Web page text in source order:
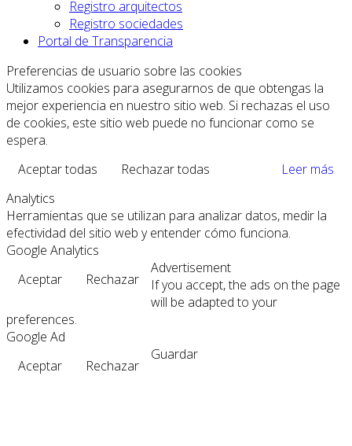
Registro arquitectos
Registro sociedades
Portal de Transparencia
Preferencias de usuario sobre las cookies
Utilizamos cookies para asegurarnos de que obtengas la
mejor experiencia en nuestro sitio web. Si rechazas el uso
de cookies, este sitio web puede no funcionar como se
espera.
Aceptar todas
Rechazar todas
Leer más
Analytics
Herramientas que se utilizan para analizar datos, medir la
efectividad del sitio web y entender cómo funciona.
Google Analytics
Aceptar
Rechazar
Advertisement
If you accept, the ads on the page
will be adapted to your
preferences.
Google Ad
Aceptar
Rechazar
Guardar